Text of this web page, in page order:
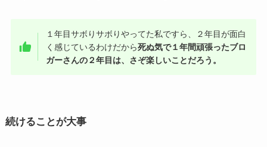
１年目サボりサボりやってた私ですら、２年目が面白
く感じているわけだから死ぬ気で１年間頑張ったブロ
ガーさんの２年目は、さぞ楽しいことだろう。
続けることが大事